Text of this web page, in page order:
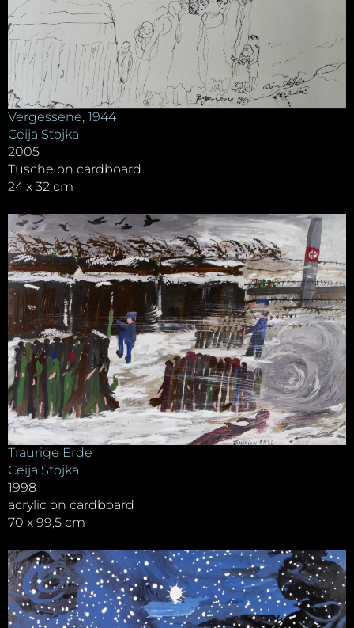
Vergessene, 1944
Ceija Stojka
2005
Tusche on cardboard
24 x 32 cm
Traurige Erde
Ceija Stojka
1998
acrylic on cardboard
70 x 99,5 cm